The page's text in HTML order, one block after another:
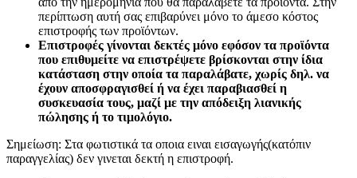
περίπτωση αυτή σας επιβαρύνει μόνο το άμεσο κόστος
επιστροφής των προϊόντων.
Επιστροφές γίνονται δεκτές μόνο εφόσον τα προϊόντα
που επιθυμείτε να επιστρέψετε βρίσκονται στην ίδια
κατάσταση στην οποία τα παραλάβατε, χωρίς δηλ. να
έχουν αποσφραγισθεί ή να έχει παραβιασθεί η
συσκευασία τους, μαζί με την απόδειξη λιανικής
πώλησης ή το τιμολόγιο.
Σημείωση: Στα φωτιστικά τα οποια ειναι εισαγωγής(κατόπιν
παραγγελίας) δεν γινεται δεκτή η επιστροφή.